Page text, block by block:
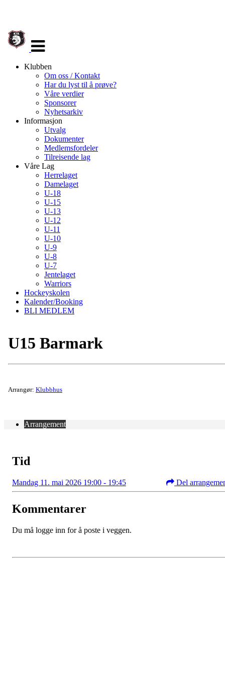
navigasjon
Klubben
Om oss / Kontakt
Har du lyst til å prøve?
Våre verdier
Sponsorer
Nyhetsarkiv
Informasjon
Utvalg
Dokumenter
Medlemsfordeler
Tilreisende lag
Våre Lag
Herrelaget
Damelaget
U-18
U-15
U-13
U-12
U-11
U-10
U-9
U-8
U-7
Jentelaget
Warriors
Hockeyskolen
Kalender/Booking
BLI MEDLEM
U15 Barmark
Arrangør: Klubbhus
Arrangement
Tid
Mandag 11. mai 2026 19:00 - 19:45 Del
Kommentarer
Du må logge inn for å poste i veggen.